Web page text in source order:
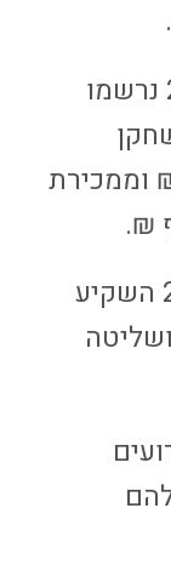
מכירת שחקנים: בעונת 22/23 נרשמו
797 אלפי ₪ וממכירת
השקעות בעלים: בעונת 22/23 השקיע